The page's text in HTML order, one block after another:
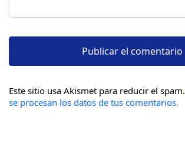
Este sitio usa Akismet para reducir el spam.
se procesan los datos de tus comentarios.